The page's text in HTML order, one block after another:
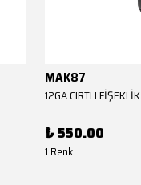
MAK87
12GA CIRTLI FİŞEKLİK
₺ 550.00
1 Renk